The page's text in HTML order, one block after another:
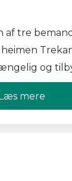
af ​​tre
og
i den
Med 94
mere